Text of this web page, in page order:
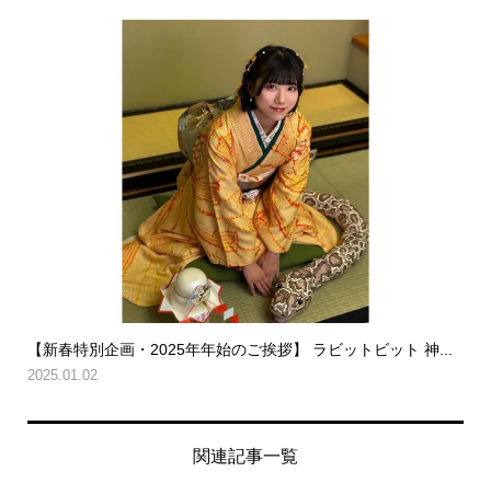
【新春特別企画・2025年年始のご挨拶】 ラビットビット 神...
2025.01.02
関連記事一覧